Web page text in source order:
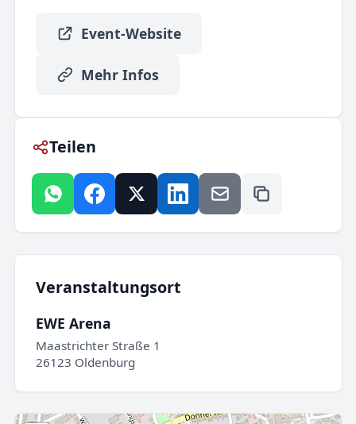
Event-Website
Mehr Infos
Teilen
Veranstaltungsort
EWE Arena
Maastrichter Straße 1
26123 Oldenburg